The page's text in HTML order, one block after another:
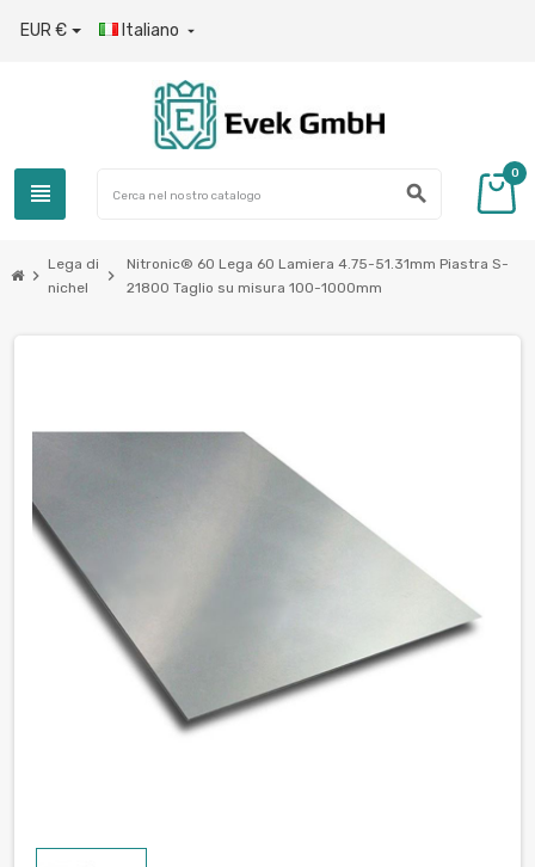
EUR € Italiano 
view_headline search
0
chevron_right
Lega di
nichel
chevron_right
Nitronic® 60 Lega 60 Lamiera 4.75-51.31mm Piastra S-
21800 Taglio su misura 100-1000mm